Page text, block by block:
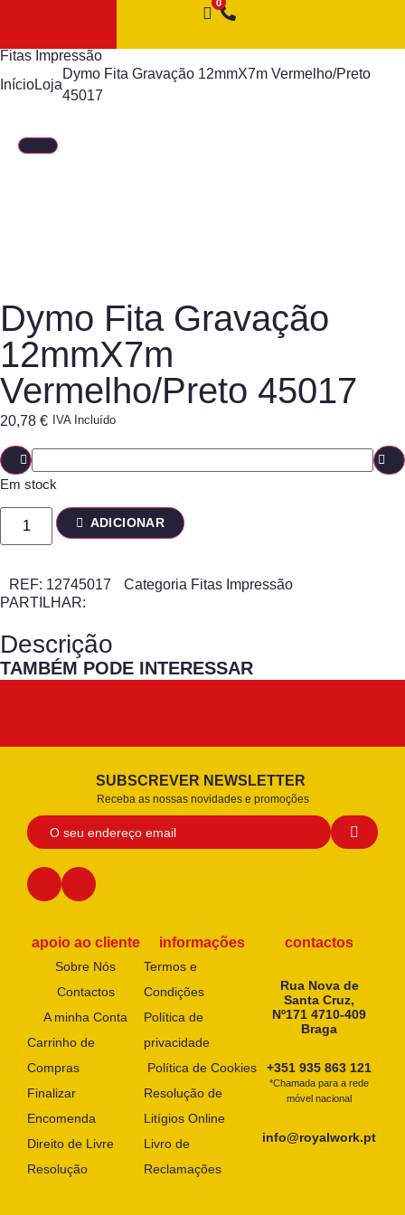
Fitas Impressão
InícioLoja
Dymo Fita Gravação 12mmX7m Vermelho/Preto
45017
Dymo Fita Gravação
12mmX7m
Vermelho/Preto 45017
20,78 € IVA Incluído
Em stock
ADICIONAR
REF: 12745017 Categoria Fitas Impressão
PARTILHAR:
Descrição
TAMBÉM PODE INTERESSAR
SUBSCREVER NEWSLETTER
Receba as nossas novidades e promoções
apoio ao cliente
Sobre Nós
Contactos
A minha Conta
Carrinho de
Compras
Finalizar
Encomenda
Direito de Livre
Resolução
informações
Termos e
Condições
Política de
privacidade
Política de Cookies
Resolução de
Litígios Online
Livro de
Reclamações
contactos
Rua Nova de
Santa Cruz,
Nº171 4710-409
Braga
+351 935 863 121
*Chamada para a rede
móvel nacional
info@royalwork.pt